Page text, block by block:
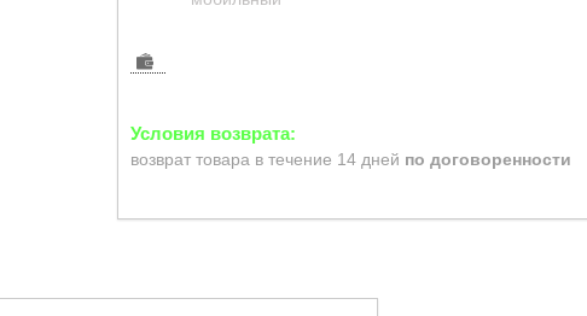
возврат товара в течение 14 дней по договоренности